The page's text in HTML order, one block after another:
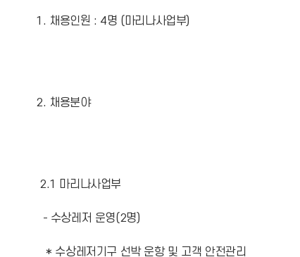
1. 채용인원 : 4명 (마리나사업부)
2. 채용분야
2.1 마리나사업부
- 수상레저 운영(2명)
* 수상레저기구 선박 운항 및 고객 안전관리